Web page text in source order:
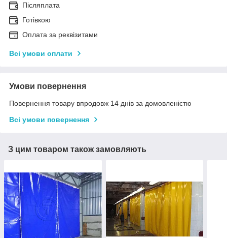
Післяплата
Готівкою
Оплата за реквізитами
Всі умови оплати
Умови повернення
Повернення товару впродовж 14 днів за домовленістю
Всі умови повернення
З цим товаром також замовляють